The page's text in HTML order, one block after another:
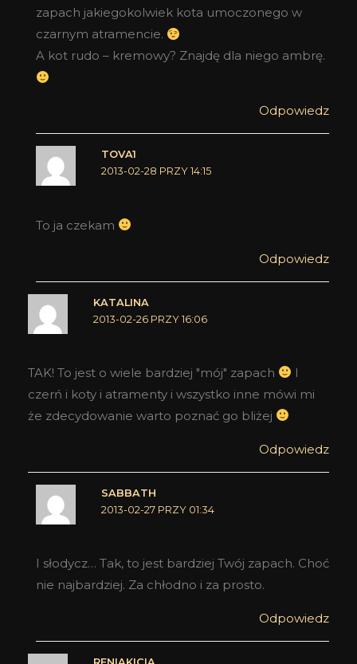
zapach jakiegokolwiek kota umoczonego w
czarnym atramencie.
A kot rudo – kremowy? Znajdę dla niego ambrę.
Odpowiedz
TOVA1
2013-02-28 PRZY 14:15
To ja czekam
Odpowiedz
KATALINA
2013-02-26 PRZY 16:06
TAK! To jest o wiele bardziej "mój" zapach
I
czerń i koty i atramenty i wszystko inne mówi mi
że zdecydowanie warto poznać go bliżej
Odpowiedz
SABBATH
2013-02-27 PRZY 01:34
I słodycz… Tak, to jest bardziej Twój zapach. Choć
nie najbardziej. Za chłodno i za prosto.
Odpowiedz